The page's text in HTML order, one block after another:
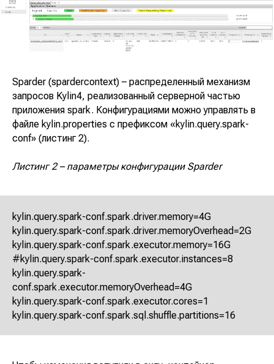
Sparder (spardercontext) – распределенный механизм
запросов Kylin4, реализованный серверной частью
приложения spark. Конфигурациями можно управлять в
файле kylin.properties с префиксом «kylin.query.spark-
conf» (листинг 2).
Листинг 2 – параметры конфигурации Sparder
kylin.query.spark-conf.spark.driver.memory=4G
kylin.query.spark-conf.spark.driver.memoryOverhead=2G
kylin.query.spark-conf.spark.executor.memory=16G
#kylin.query.spark-conf.spark.executor.instances=8
kylin.query.spark-
conf.spark.executor.memoryOverhead=4G
kylin.query.spark-conf.spark.executor.cores=1
kylin.query.spark-conf.spark.sql.shuffle.partitions=16
Кейсы
Блог:
Экспертные статьи
О компании
Главная
Наши решения:
Разработка BI-
аналитики
Ласмарт.Обмен
данными с
партнерами
Ласмарт.Аналитика
для розницы
для дистрибьютеров
Качество данных
© ООО "Ласмарт", 2025
Политика
Адрес: Санкт-Петербург, улица Есенина, 1